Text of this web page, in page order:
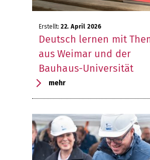
Erstellt: 22. April 2026
Deutsch lernen mit
aus Weimar und der
Bauhaus-Universität
mehr